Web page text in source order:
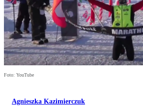
Foto: YouTube
Agnieszka Kazimierczuk